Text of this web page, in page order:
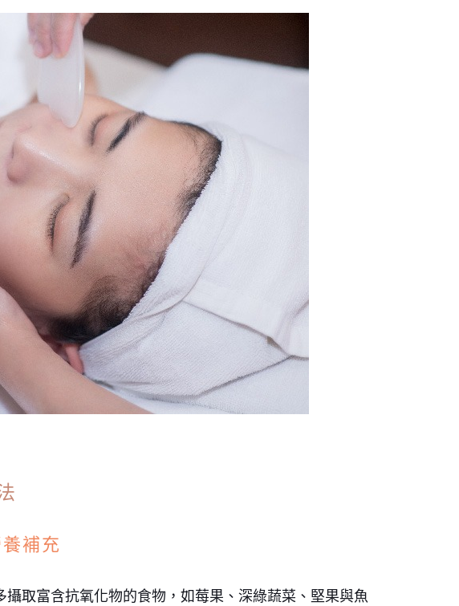
補充
取富含抗氧化物的食物，如莓果、深綠蔬菜、堅果與魚